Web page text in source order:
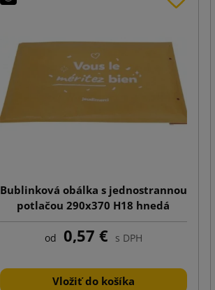
Bublinková obálka s jednostrannou
potlačou 290x370 H18 hnedá
od 0,57 € s DPH
Vložiť do košíka